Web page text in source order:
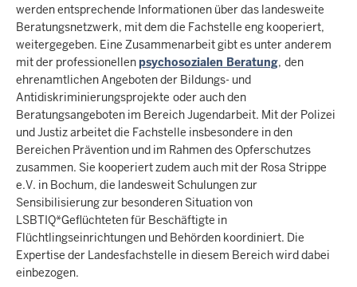
werden entsprechende Informationen über das landesweite
Beratungsnetzwerk, mit dem die Fachstelle eng kooperiert,
weitergegeben. Eine Zusammenarbeit gibt es unter anderem
mit der professionellenpsychosozialen Beratung, den
ehrenamtlichen Angeboten der Bildungs- und
Antidiskriminierungsprojekte oder auch den
Beratungsangeboten im Bereich Jugendarbeit. Mit der Polizei
und Justiz arbeitet die Fachstelle insbesondere in den
Bereichen Prävention und im Rahmen des Opferschutzes
zusammen. Sie kooperiert zudem auch mit der Rosa Strippe
e.V. in Bochum, die landesweit Schulungen zur
Sensibilisierung zur besonderen Situation von
LSBTIQ*Geflüchteten für Beschäftigte in
Flüchtlingseinrichtungen und Behörden koordiniert. Die
Expertise der Landesfachstelle in diesem Bereich wird dabei
einbezogen.